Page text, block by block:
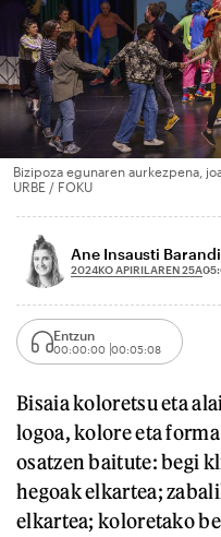
Bizipoza egunaren aurkezpena,
URBE / FOKU
Ane Insausti
2024KO APIRILAREN 25A
Entzun
00:00:00 00:05:08
Bisaia koloretsu eta
logoa, kolore eta
osatzen baitute: begi
hegoak elkartea;
elkartea; koloretako